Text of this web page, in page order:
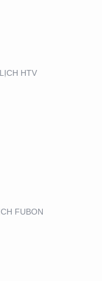
HTV
FUBON